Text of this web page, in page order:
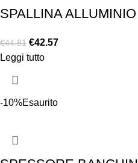
SPALLINA
€44.81 €42.57
Leggi tutto
-10%Esaurito